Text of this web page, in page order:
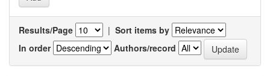
Results/Page | Sort items by
In order
Authors/record